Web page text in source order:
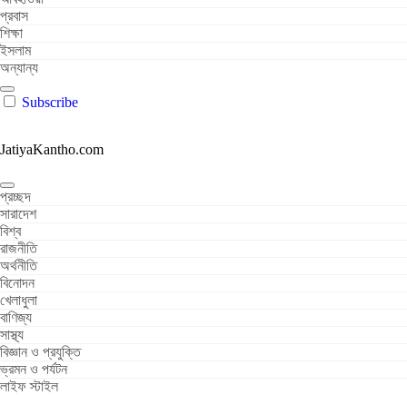
প্রবাস
শিক্ষা
ইসলাম
অন্যান্য
Subscribe
JatiyaKantho.com
প্রচ্ছদ
সারাদেশ
বিশ্ব
রাজনীতি
অর্থনীতি
বিনোদন
খেলাধুলা
বাণিজ্য
সাস্থ্য
বিজ্ঞান ও প্রযুক্তি
ভ্রমন ও পর্যটন
লাইফ স্টাইল